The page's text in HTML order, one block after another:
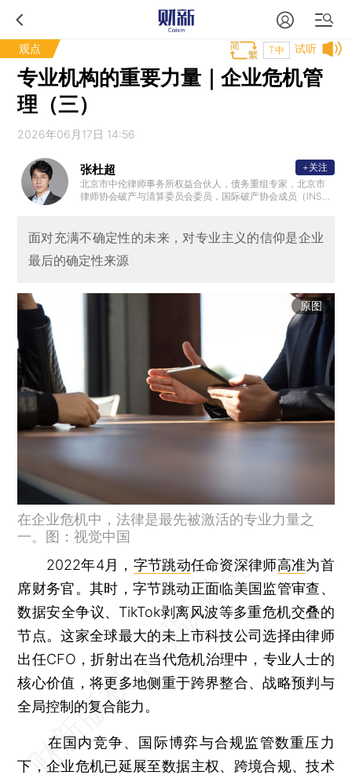
观点 试听
T中
专业机构的重要力量｜企业危机管
理（三）
2026年06月17日 14:56
张杜超
北京市中伦律师事务所权益合伙人，债务重组专家，北京市
律师协会破产与清算委员会委员，国际破产协会成员（INSO
+关注
面对充满不确定性的未来，对专业主义的信仰是企业
最后的确定性来源
原图
在企业危机中，法律是最先被激活的专业力量之
一。图：视觉中国
2022年4月， 字节跳动任命资深律师高准为首
席财务官。其时，字节跳动正面临美国监管审查、
数据安全争议、TikTok剥离风波等多重危机交叠的
节点。这家全球最大的未上市科技公司选择由律师
出任CFO，折射出在当代危机治理中，专业人士的
核心价值，将更多地侧重于跨界整合、战略预判与
全局控制的复合能力。
在国内竞争、国际博弈与合规监管数重压力
下，企业危机已延展至数据主权、跨境合规、技术